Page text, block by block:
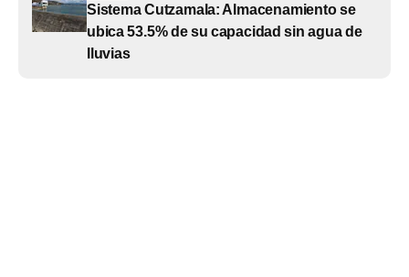
Sistema Cutzamala: Almacenamiento se
ubica 53.5% de su capacidad sin agua de
lluvias